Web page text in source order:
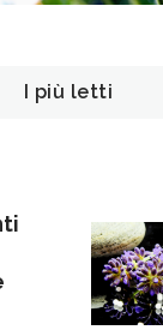
I più letti